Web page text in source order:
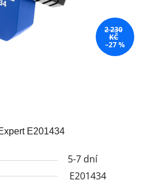
E201434
5-7 dní
E201434
2 230
KČ
–27 %